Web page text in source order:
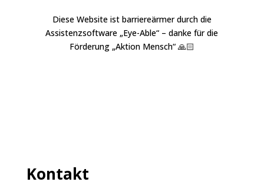
Diese Website ist barriereärmer durch die
Assistenzsoftware „Eye-Able“ – danke für die
Förderung „Aktion Mensch“ 🙏🏻
Kontakt